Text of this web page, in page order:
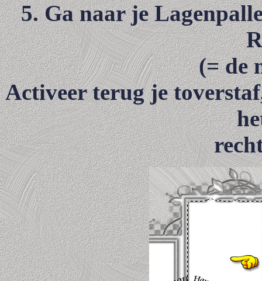
5. Ga naar je
(= de
Activeer terug je